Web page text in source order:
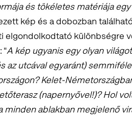
és tökéletes matériája
kép és a dobozban
elgondolkodtató különbségre
"A kép ugyanis egy olyan
az utcával egyaránt)
Kelet-
(napernyővel!)? Hol
minden ablakban megjelenő